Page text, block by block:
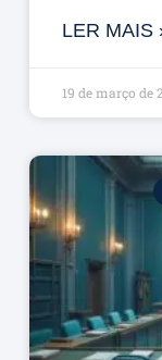
LER MAIS
19 de março de